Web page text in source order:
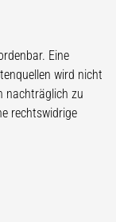
Eine
wird nicht
nachträglich zu
rechtswidrige